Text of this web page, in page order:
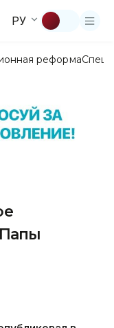
РУ
реформа